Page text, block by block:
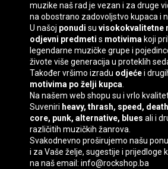
muzike naš rad je vezan i za druge
na obostrano zadovoljstvo kupaca i
U našoj ponudi su visokokvalitetne
odjevni predmeti s motivima koji
legendarne muzičke grupe i
živote više generacija u proteklih
Također vršimo izradu odjećei
motivima po želji kupca
Na našem web shopu su i vrlo
Suveniri heavy, thrash, speed, death
core, punk, alternative, blues ali i
različitih muzičkih žanrova.
Svakodnevno proširujemo našu
i za Vaše želje, sugestije i prijedloge
na naš email: info@rockshop.ba